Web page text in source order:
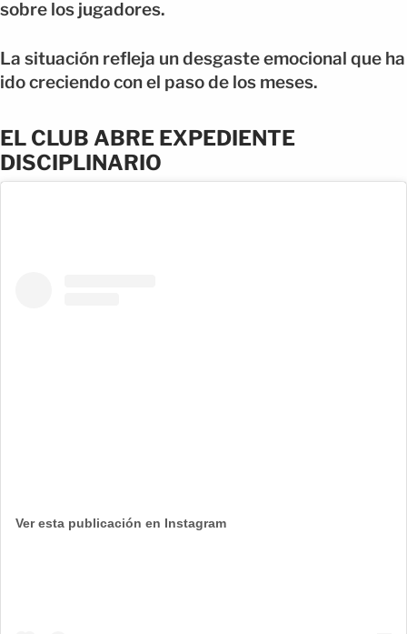
sobre los jugadores.
La situación refleja un desgaste emocional que ha
ido creciendo con el paso de los meses.
EL CLUB ABRE EXPEDIENTE
DISCIPLINARIO
Ver esta publicación en Instagram